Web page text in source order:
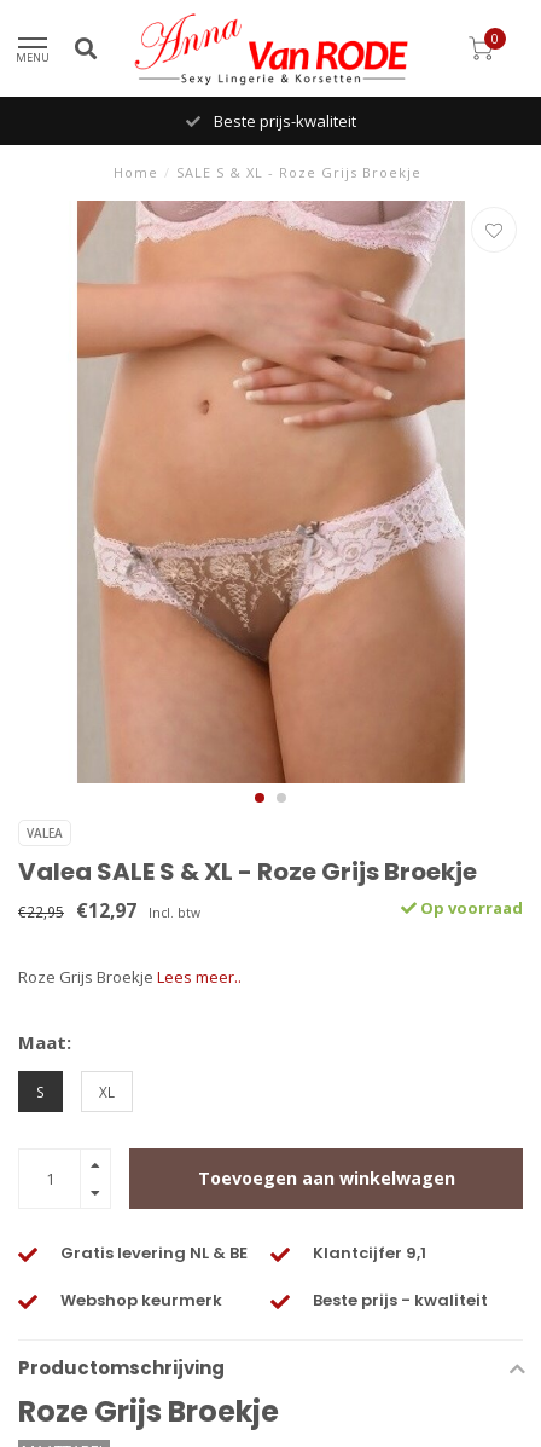
MENU
0
Beste prijs-kwaliteit
Home / SALE S & XL - Roze Grijs Broekje
VALEA
Valea SALE S & XL - Roze Grijs Broekje
€22,95 €12,97 Incl. btw Op voorraad
Roze Grijs Broekje Lees meer..
Maat:
S XL
Toevoegen aan winkelwagen
Gratis levering NL & BE Klantcijfer 9,1
Webshop keurmerk Beste prijs - kwaliteit
Productomschrijving
Roze Grijs Broekje